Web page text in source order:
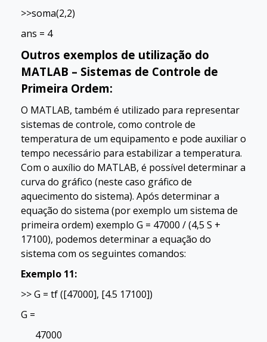
>>soma(2,2)
ans = 4
Outros exemplos de utilização do
MATLAB – Sistemas de Controle de
Primeira Ordem:
O MATLAB, também é utilizado para representar
sistemas de controle, como controle de
temperatura de um equipamento e pode auxiliar o
tempo necessário para estabilizar a temperatura.
Com o auxílio do MATLAB, é possível determinar a
curva do gráfico (neste caso gráfico de
aquecimento do sistema). Após determinar a
equação do sistema (por exemplo um sistema de
primeira ordem) exemplo G = 47000 / (4,5 S +
17100), podemos determinar a equação do
sistema com os seguintes comandos:
Exemplo 11:
>> G = tf ([47000], [4.5 17100])
G =
47000